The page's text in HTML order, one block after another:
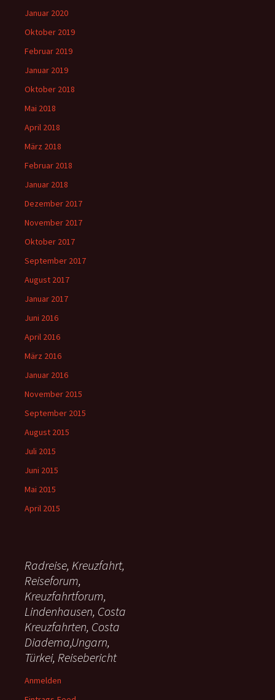
Januar 2020
Oktober 2019
Februar 2019
Januar 2019
Oktober 2018
Mai 2018
April 2018
März 2018
Februar 2018
Januar 2018
Dezember 2017
November 2017
Oktober 2017
September 2017
August 2017
Januar 2017
Juni 2016
April 2016
März 2016
Januar 2016
November 2015
September 2015
August 2015
Juli 2015
Juni 2015
Mai 2015
April 2015
Radreise, Kreuzfahrt,
Reiseforum,
Kreuzfahrtforum,
Lindenhausen, Costa
Kreuzfahrten, Costa
Diadema,Ungarn,
Türkei, Reisebericht
Anmelden